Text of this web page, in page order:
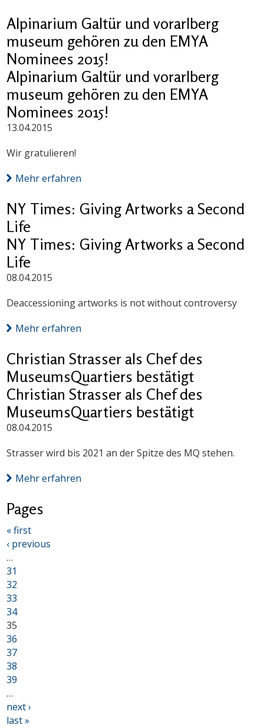
Alpinarium Galtür und vorarlberg
museum gehören zu den EMYA
Nominees 2015!
Alpinarium Galtür und vorarlberg
museum gehören zu den EMYA
Nominees 2015!
13.04.2015
Wir gratulieren!
Mehr erfahren
NY Times: Giving Artworks a Second
Life
NY Times: Giving Artworks a Second
Life
08.04.2015
Deaccessioning artworks is not without controversy
Mehr erfahren
Christian Strasser als Chef des
MuseumsQuartiers bestätigt
Christian Strasser als Chef des
MuseumsQuartiers bestätigt
08.04.2015
Strasser wird bis 2021 an der Spitze des MQ stehen.
Mehr erfahren
Pages
« first
‹ previous
…
31
32
33
34
35
36
37
38
39
…
next ›
last »